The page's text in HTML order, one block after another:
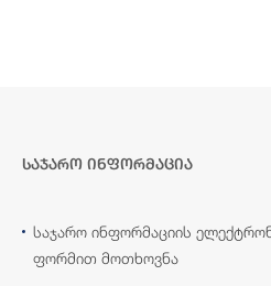
საჯარო ინფორმაცია
საჯარო ინფორმაციის
ფორმით მოთხოვნა